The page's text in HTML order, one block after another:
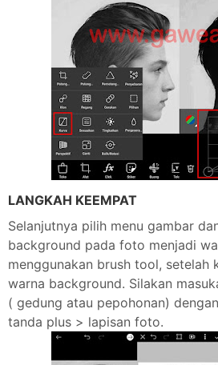
LANGKAH KEEMPAT
Selanjutnya pilih menu gambar
background pada foto menjadi
menggunakan brush tool, setelah
warna background. Silakan
( gedung atau pepohonan)
tanda plus > lapisan foto.